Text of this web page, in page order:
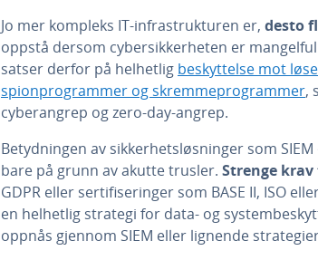
Jo mer kompleks IT-infrastrukturen er, desto
oppstå dersom cybersikkerheten er
satser derfor på helhetlig beskyttelse mot
spionprogrammer og skremmeprogrammer,
cyberangrep og zero-day-angrep.
Betydningen av sikkerhetsløsninger som
bare på grunn av akutte trusler. Strenge
GDPR eller sertifiseringer som BASE II, ISO
en helhetlig strategi for data- og
oppnås gjennom SIEM eller lignende